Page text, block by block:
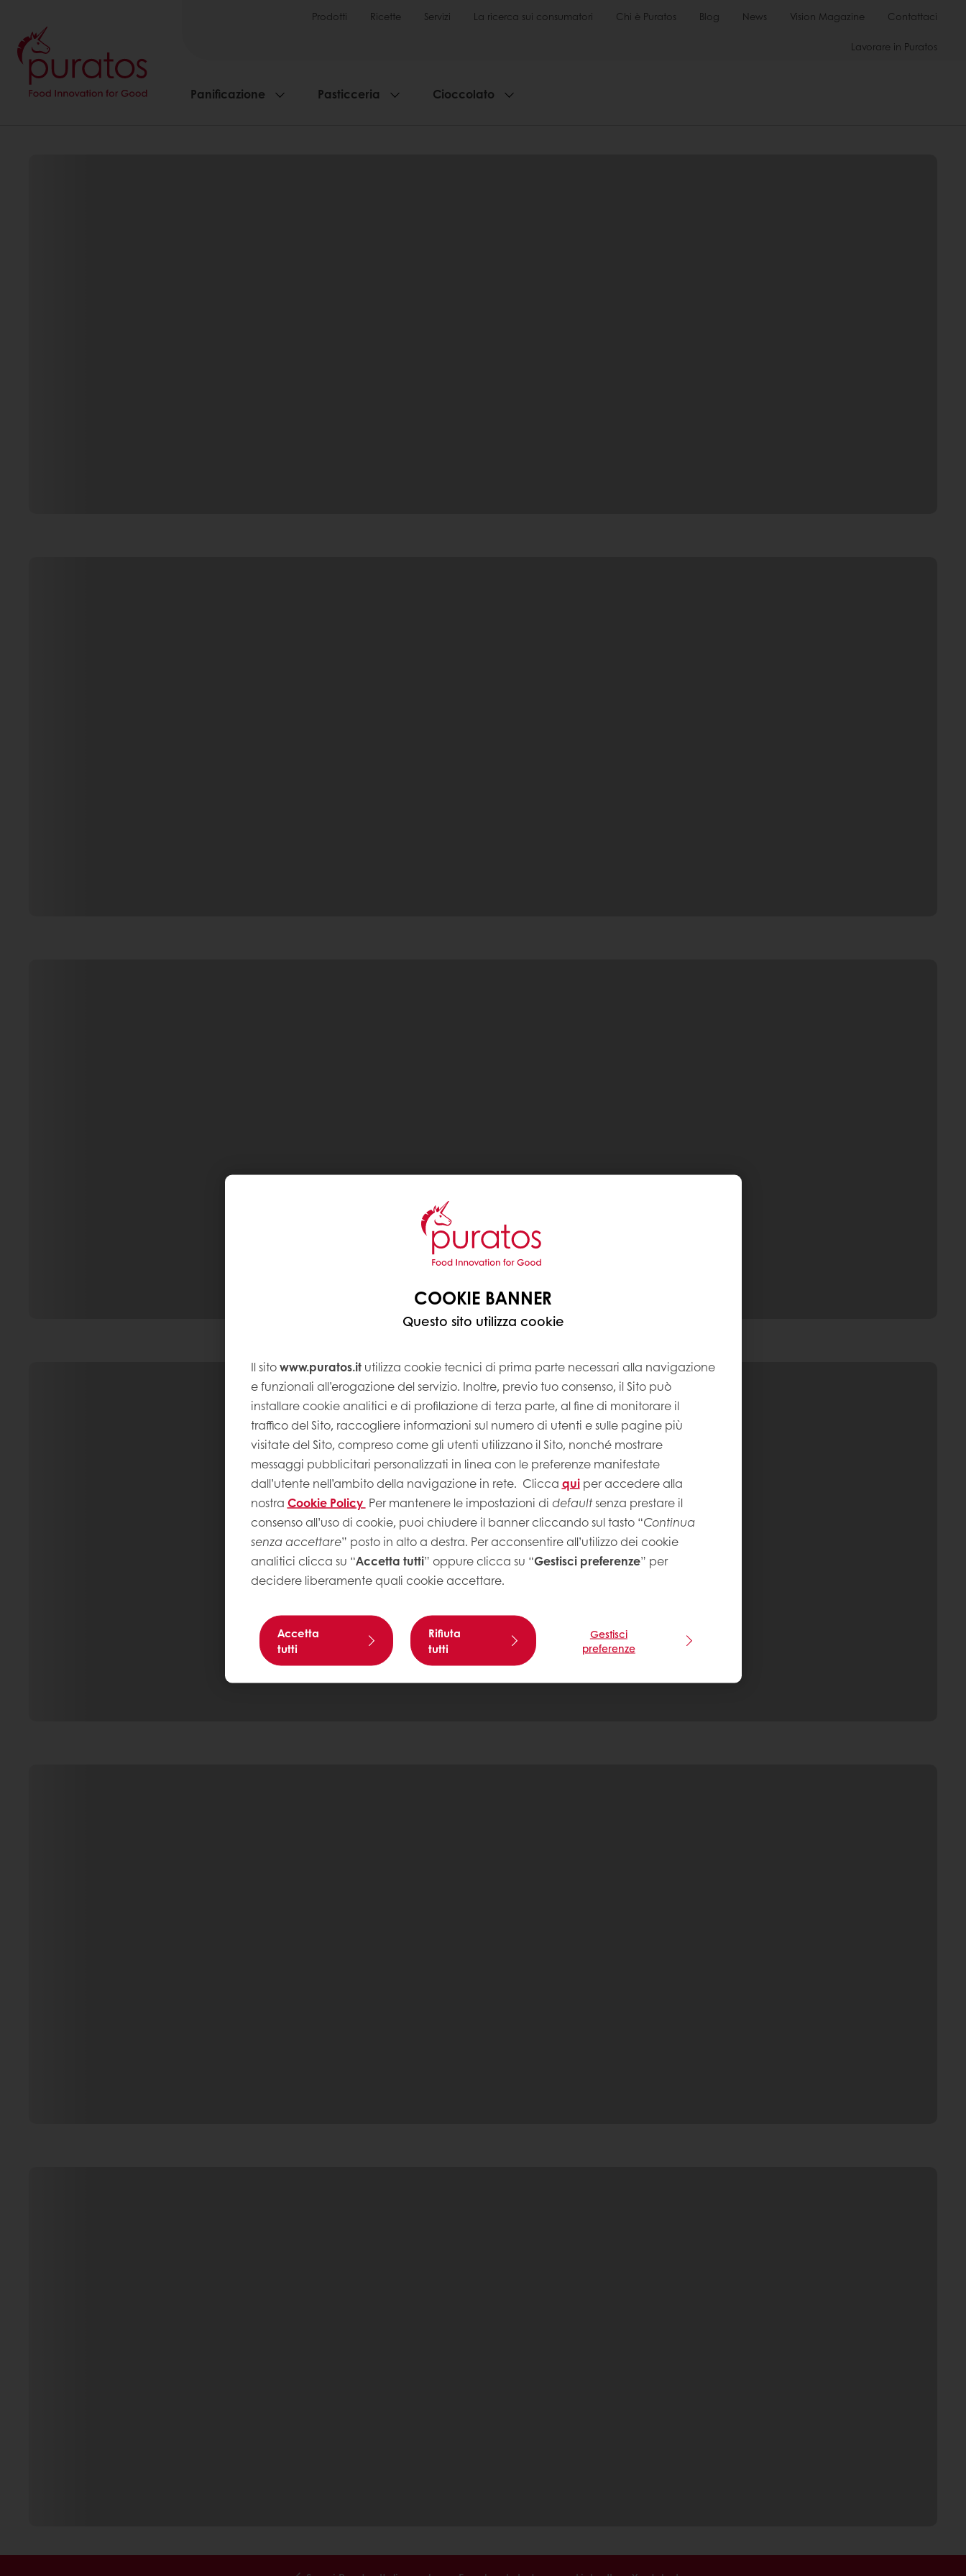
Prodotti Ricette Servizi La ricerca sui consumatori Chi è Puratos Blog News Vision Magazine Contattaci
Lavorare in Puratos
Panificazione Pasticceria Cioccolato
COOKIE BANNER
Questo sito utilizza cookie
Il sitowww.puratos.itutilizza cookie tecnici di prima parte necessari alla navigazione
e funzionali all’erogazione del servizio. Inoltre, previo tuo consenso, il Sito può
installare cookie analitici e di profilazione di terza parte, al fine di monitorare il
traffico del Sito, raccogliere informazioni sul numero di utenti e sulle pagine più
visitate del Sito, compreso come gli utenti utilizzano il Sito, nonché mostrare
messaggi pubblicitari personalizzati in linea con le preferenze manifestate
dall’utente nell’ambito della navigazione in rete. Clicca quiper accedere alla
nostra Cookie Policy Per mantenere le impostazioni di defaultsenza prestare il
consenso all’uso di cookie, puoi chiudere il banner cliccando sul tasto “Continua
senza accettare” posto in alto a destra. Per acconsentire all’utilizzo dei cookie
analitici clicca su “Accetta tutti” oppure clicca su “Gestisci preferenze” per
decidere liberamente quali cookie accettare.
Accetta
tutti
Rifiuta
tutti
Gestisci
preferenze